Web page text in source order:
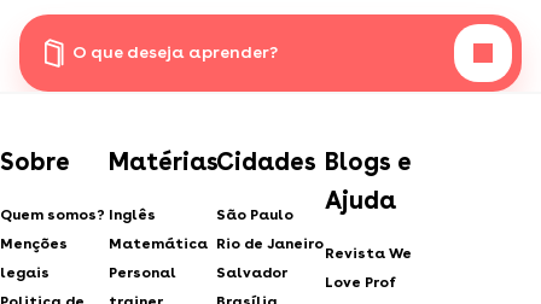
O que deseja aprender?
Sobre
Quem somos?
Menções
legais
Matérias
Inglês
Matemática
Personal
Cidades
São Paulo
Rio de Janeiro
Salvador
Blogs e
Ajuda
Revista We
Love Prof